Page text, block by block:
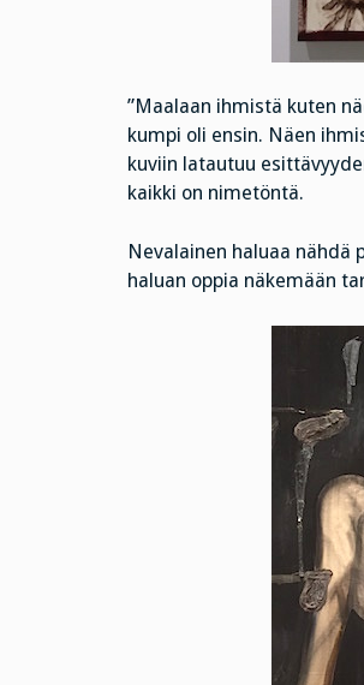
”Maalaan ihmistä kuten
kumpi oli ensin. Näen
kuviin latautuu
kaikki on nimetöntä.
Nevalainen haluaa nähdä
haluan oppia näkemään